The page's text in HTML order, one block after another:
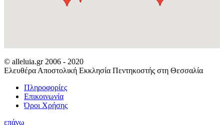
© alleluia.gr 2006 - 2020
Ελευθέρα Αποστολική Εκκλησία Πεντηκοστής στη Θεσσαλία
Πληροφορίες
Επικοινωνία
Όροι Χρήσης
επάνω